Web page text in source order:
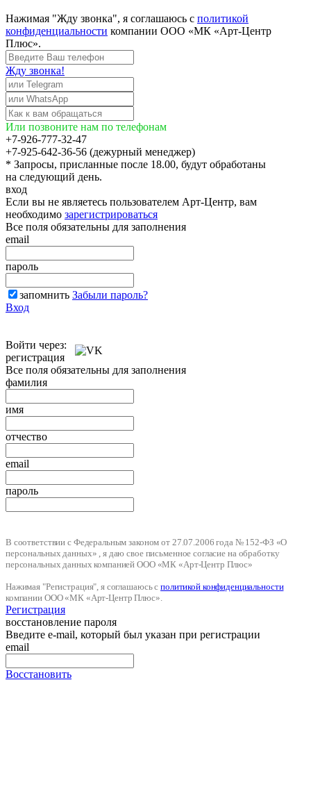
Нажимая "Жду звонка", я соглашаюсь с политикой
конфиденциальности компании ООО «МК «Арт-Центр
Плюс».
Жду звонка!
Или позвоните нам по телефонам
+7-926-777-32-47
+7-925-642-36-56 (дежурный менеджер)
* Запросы, присланные после 18.00, будут обработаны
на следующий день.
вход
Если вы не являетесь пользователем Арт-Центр, вам
необходимо зарегистрироваться
Все поля обязательны для заполнения
email
пароль
запомнить Забыли пароль?
Вход
Войти через:
регистрация
Все поля обязательны для заполнения
фамилия
имя
отчество
email
пароль
В соответствии с Федеральным законом от 27.07.2006 года № 152-ФЗ «О
персональных данных» , я даю свое письменное согласие на обработку
персональных данных компанией ООО «МК «Арт-Центр Плюс»
Нажимая "Регистрация", я соглашаюсь сполитикой конфиденциальности
компании ООО «МК «Арт-Центр Плюс».
Регистрация
восстановление пароля
Введите e-mail, который был указан при регистрации
email
Восстановить